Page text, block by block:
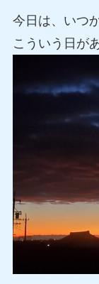
今日は、いつ
こういう日が